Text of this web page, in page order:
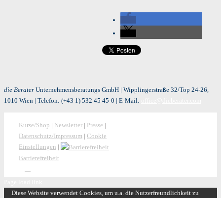
die Berater Unternehmensberatungs GmbH | Wipplingerstraße 32/Top 24-26,
1010 Wien | Telefon: (+43 1) 532 45 45-0 | E-Mail:
Kurse/Shop | Newsletter | Presse |
Datenschutz/Impressum | Cookie
Einstellungen |
Barrierefreiheit
Diese Website verwendet Cookies, um u.a. die Nutzerfreundlichkeit zu